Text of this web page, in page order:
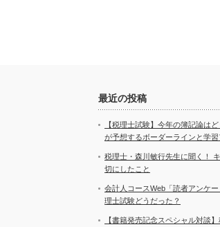
最近の投稿
【税理士試験】今年の簿記論は
が予想するボーダーラインと学習
税理士・森川敏行先生に聞く！
切にしたこと
会計人コースWeb「読者アンケ
理士試験どうだった？
【書籍発売記念スペシャル対談